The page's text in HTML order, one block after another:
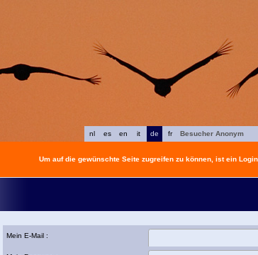
fr
de
it
en
es
nl
Besucher Anonym
Um auf die gewünschte Seite zugreifen zu können, ist ein
Mein E-Mail :